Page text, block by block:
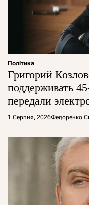
Політика
Григорий
поддерживать
передали
1 Серпня, 2026Федоренко